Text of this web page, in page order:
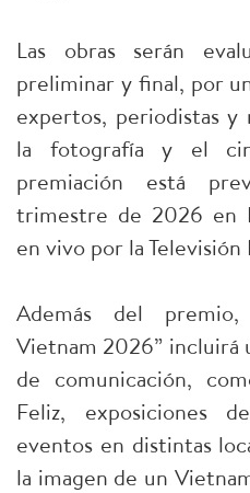
Las obras serán
preliminar y final, por
expertos, periodistas y
la fotografía y el
premiación está
trimestre de 2026 en
en vivo por la
Además del
Vietnam 2026” incluirá
de comunicación,
Feliz, exposiciones
eventos en distintas
la imagen de un